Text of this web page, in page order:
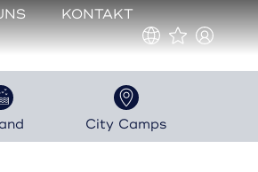
KONTAKT
City Camps